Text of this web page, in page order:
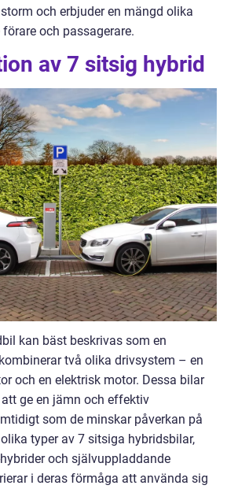
och erbjuder en mängd olika
och passagerare.
av 7 sitsig hybrid
kan bäst beskrivas som en
två olika drivsystem – en
och en elektrisk motor. Dessa bilar
ge en jämn och effektiv
som de minskar påverkan på
typer av 7 sitsiga hybridsbilar,
och självuppladdande
i deras förmåga att använda sig